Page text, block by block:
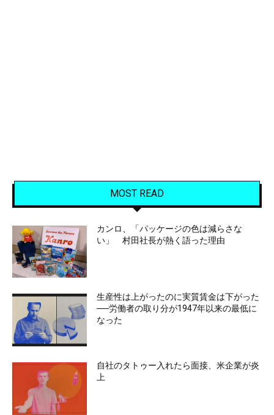
MOST READ
カンロ、「パッケージの色は減らさな
い」 村田社長が熱く語った理由
生産性は上がったのに実質賃金は下がった
──労働者の取り分が1947年以来の最低に
なった
自社のタトゥー入れたら面接、米企業が炎
上